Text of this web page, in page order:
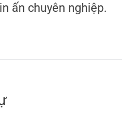
ấn chuyên nghiệp.